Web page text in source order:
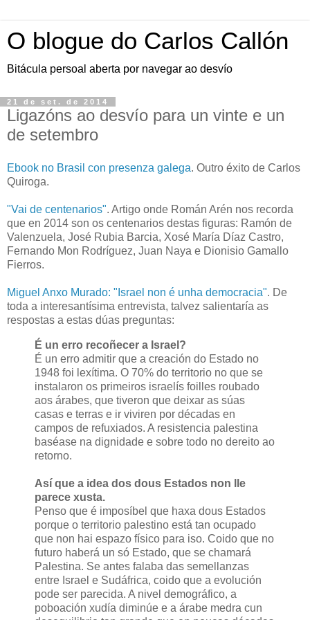
O blogue do Carlos Callón
Bitácula persoal aberta por navegar ao desvío
21 de set. de 2014
Ligazóns ao desvío para un vinte e un
de setembro
Ebook no Brasil con presenza galega. Outro éxito de Carlos
Quiroga.
"Vai de centenarios". Artigo onde Román Arén nos recorda
que en 2014 son os centenarios destas figuras: Ramón de
Valenzuela, José Rubia Barcia, Xosé María Díaz Castro,
Fernando Mon Rodríguez, Juan Naya e Dionisio Gamallo
Fierros.
Miguel Anxo Murado: "Israel non é unha democracia". De
toda a interesantísima entrevista, talvez salientaría as
respostas a estas dúas preguntas:
É un erro recoñecer a Israel?
É un erro admitir que a creación do Estado no
1948 foi lexítima. O 70% do territorio no que se
instalaron os primeiros israelís foilles roubado
aos árabes, que tiveron que deixar as súas
casas e terras e ir viviren por décadas en
campos de refuxiados. A resistencia palestina
baséase na dignidade e sobre todo no dereito ao
retorno.
Así que a idea dos dous Estados non lle
parece xusta.
Penso que é imposíbel que haxa dous Estados
porque o territorio palestino está tan ocupado
que non hai espazo físico para iso. Coido que no
futuro haberá un só Estado, que se chamará
Palestina. Se antes falaba das semellanzas
entre Israel e Sudáfrica, coido que a evolución
pode ser parecida. A nivel demográfico, a
poboación xudía diminúe e a árabe medra cun